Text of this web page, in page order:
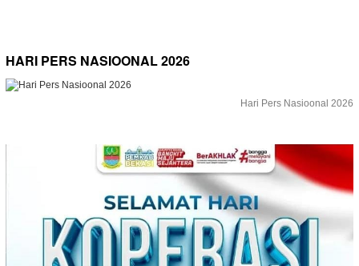
HARI PERS NASIOONAL 2026
Hari Pers Nasioonal 2026